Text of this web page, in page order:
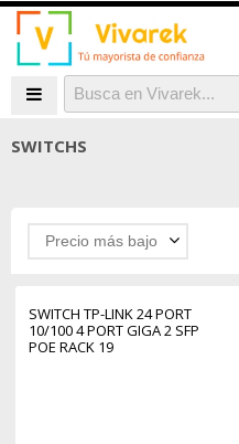
SWITCHS
Precio más bajo
SWITCH TP-LINK 24 PORT
10/100 4 PORT GIGA 2 SFP
POE RACK 19